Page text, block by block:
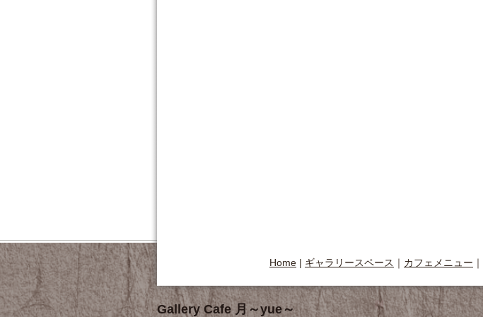
Home | ギャラリースペース ｜ カフェメニュー ｜
Gallery Cafe 月～yue～